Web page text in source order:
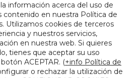
información acerca del uso de
contenido en nuestra Política de
Utilizamos cookies de terceros
y nuestros servicios,
en nuestra web. Si quieres
tienes que aceptar su uso
ACEPTAR. (+info Política de
o rechazar la utilización de